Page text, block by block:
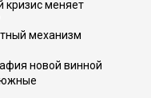
кризис меняет
механизм
новой винной
южные